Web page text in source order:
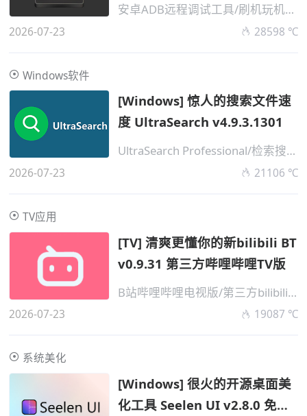
安卓ADB远程调试工具/刷机玩机神器
2026-07-23 28598 ℃
Windows软件
[Windows] 惊人的搜索文件速
度 UltraSearch v4.9.3.1301
UltraSearch Professional/检索搜索工具
2026-07-23 21106 ℃
TV应用
[TV] 清爽更懂你的新bilibili BT
v0.9.31 第三方哔哩哔哩TV版
B站哔哩哔哩电视版/第三方bilibili TV
2026-07-23 19087 ℃
系统美化
[Windows] 很火的开源桌面美
化工具 Seelen UI v2.8.0 免费